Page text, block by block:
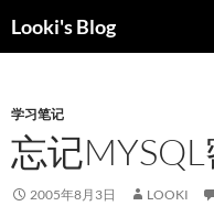
至
正
Looki's Blog
索
学习笔记
忘记
2005年8月3日 LOOKI